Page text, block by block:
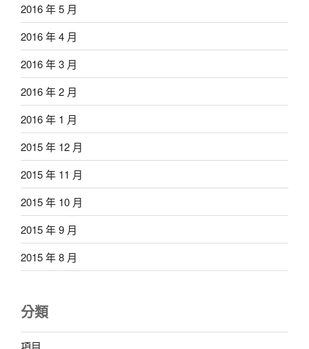
2016 年 5 月
2016 年 4 月
2016 年 3 月
2016 年 2 月
2016 年 1 月
2015 年 12 月
2015 年 11 月
2015 年 10 月
2015 年 9 月
2015 年 8 月
分類
項目